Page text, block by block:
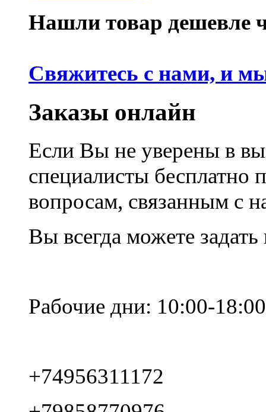
Нашли товар дешевле
Свяжитесь с нами, и
Заказы онлайн
Если Вы не уверены в
специалисты
вопросам, связанным с
Вы всегда можете
Рабочие дни: 10:00-18:00
+74956311172